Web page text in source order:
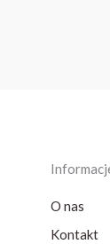
O nas
Kontakt